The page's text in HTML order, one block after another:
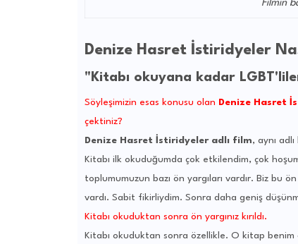
Filmin
Denize Hasret İstiridyeler
"Kitabı okuyana kadar
Söyleşimizin esas konusu olan Denize Hasret
çektiniz?
Denize Hasret İstiridyeler adlı film, aynı
Kitabı ilk okuduğumda çok etkilendim, çok
toplumumuzun bazı ön yargıları vardır. Biz bu
vardı. Sabit fikirliydim. Sonra daha geniş
Kitabı okuduktan sonra ön yargınız kırıldı.
Kitabı okuduktan sonra özellikle. O kitap benim